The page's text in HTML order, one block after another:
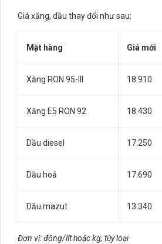
Giá xăng, dầu thay đổi như sau:
Mặt hàng Giá mới
Xăng RON 95-III 18.910
Xăng E5 RON 92 18.430
Dầu diesel 17.250
Dầu hoả 17.690
Dầu mazut 13.340
Đơn vị: đồng/lít hoặc kg, tùy loại